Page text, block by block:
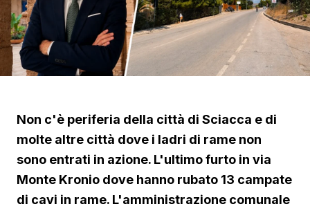
Non c'è periferia della città di Sciacca e di
molte altre città dove i ladri di rame non
sono entrati in azione. L'ultimo furto in via
Monte Kronio dove hanno rubato 13 campate
di cavi in rame. L'amministrazione comunale